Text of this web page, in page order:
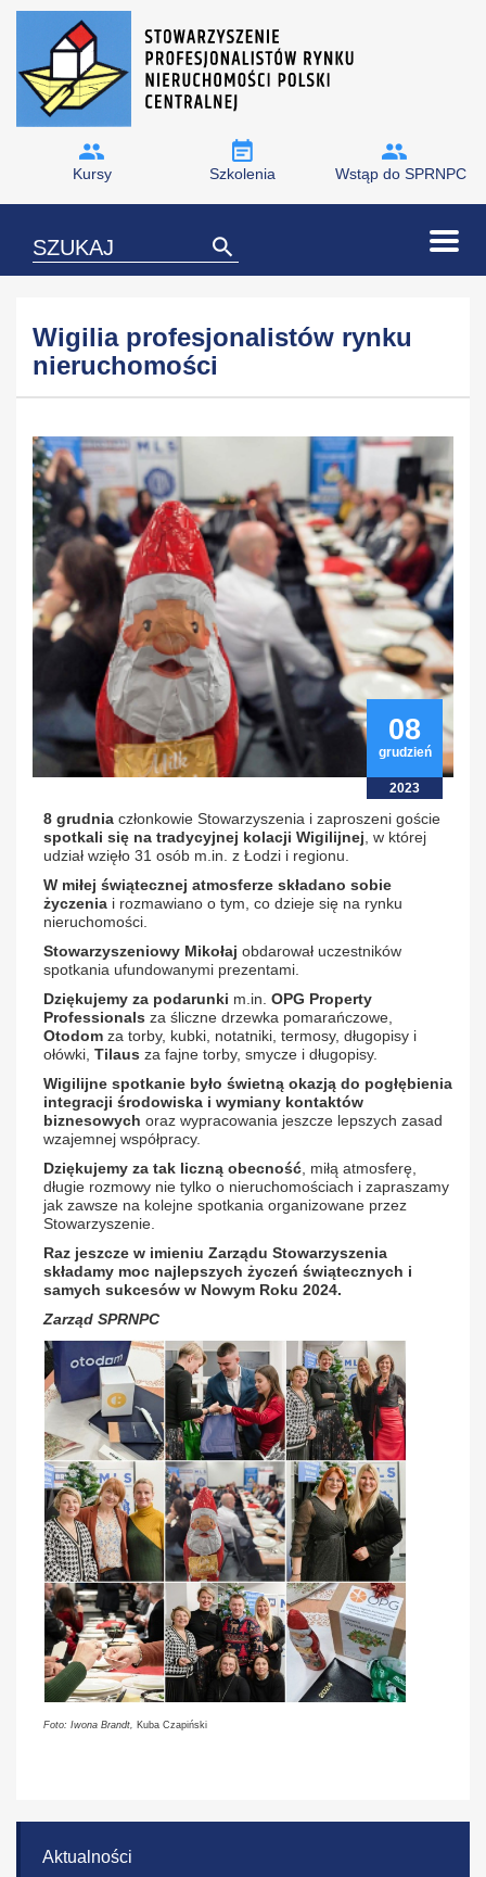
Kursy Szkolenia Wstąp do SPRNPC
Wigilia profesjonalistów rynku
nieruchomości
08
grudzień
2023
8 grudnia członkowie Stowarzyszenia i zaproszeni goście
spotkali się na tradycyjnej kolacji Wigilijnej, w której
udział wzięło 31 osób m.in. z Łodzi i regionu.
W miłej świątecznej atmosferze składano sobie
życzenia i rozmawiano o tym, co dzieje się na rynku
nieruchomości.
Stowarzyszeniowy Mikołaj obdarował uczestników
spotkania ufundowanymi prezentami.
Dziękujemy za podarunki m.in. OPG Property
Professionals za śliczne drzewka pomarańczowe,
Otodom za torby, kubki, notatniki, termosy, długopisy i
ołówki, Tilaus za fajne torby, smycze i długopisy.
Wigilijne spotkanie było świetną okazją do pogłębienia
integracji środowiska i wymiany kontaktów
biznesowych oraz wypracowania jeszcze lepszych zasad
wzajemnej współpracy.
Dziękujemy za tak liczną obecność, miłą atmosferę,
długie rozmowy nie tylko o nieruchomościach i zapraszamy
jak zawsze na kolejne spotkania organizowane przez
Stowarzyszenie.
Raz jeszcze w imieniu Zarządu Stowarzyszenia
składamy moc najlepszych życzeń świątecznych i
samych sukcesów w Nowym Roku 2024.
Zarząd SPRNPC
Foto: Iwona Brandt, Kuba Czapiński
Aktualności